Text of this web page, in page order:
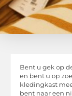
Bent u gek op
en bent u op
kledingkast
bent naar een